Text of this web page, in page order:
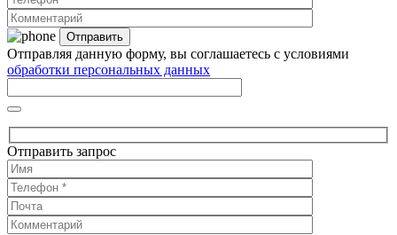
Отправляя данную форму, вы соглашаетесь с условиями
обработки персональных данных
Отправить запрос